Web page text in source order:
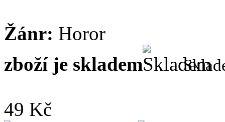
Žánr: Horor
zboží je skladem
49 Kč